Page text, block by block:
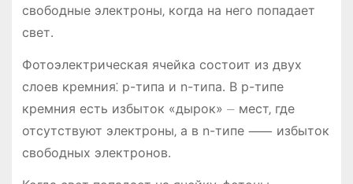
свободные электроны‚ когда на него попадает
свет․
Фотоэлектрическая ячейка состоит из двух
слоев кремния⁚ p-типа и n-типа․ В p-типе
кремния есть избыток «дырок» ⏤ мест‚ где
отсутствуют электроны‚ а в n-типе ⸺ избыток
свободных электронов․